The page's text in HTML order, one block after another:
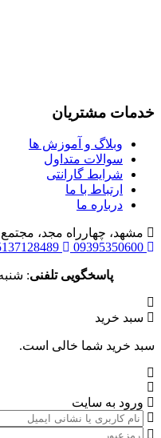
خدمات مشتریان
وبلاگ و آموزش ها
سوالات متداول
شرایط گارانتی
ارتباط با ما
درباره ما
مشهد، چهارراه مجد، مجتمع
09395350600
پاسخگویی تلفنی: شنبه
سبد خرید
سبد خرید شما خالی است.
ورود به سایت